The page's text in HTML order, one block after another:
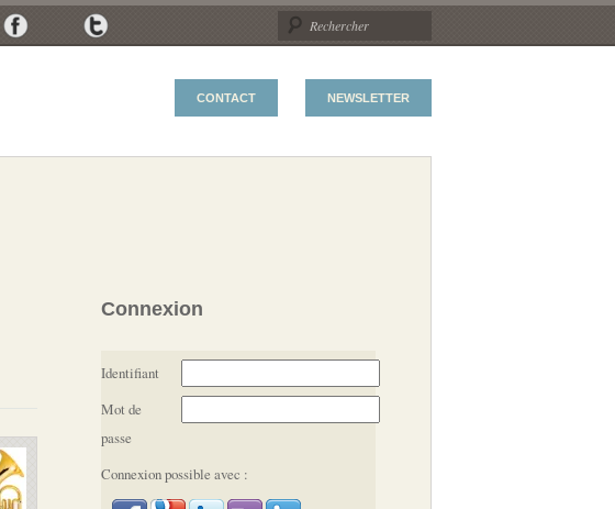
CONTACT NEWSLETTER
Connexion
Identifiant
Mot de
passe
Connexion possible avec :